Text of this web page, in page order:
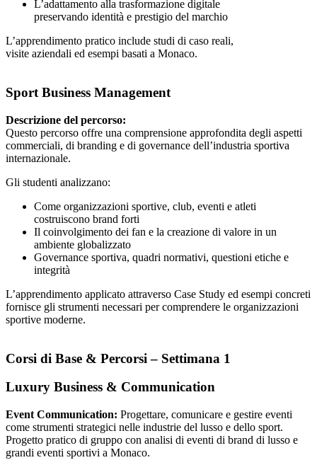
L’adattamento alla trasformazione digitale
preservando identità e prestigio del marchio
L’apprendimento pratico include studi di caso reali,
visite aziendali ed esempi basati a Monaco.
Sport Business Management
Descrizione del percorso:
Questo percorso offre una comprensione approfondita degli aspetti
commerciali, di branding e di governance dell’industria sportiva
internazionale.
Gli studenti analizzano:
Come organizzazioni sportive, club, eventi e atleti
costruiscono brand forti
Il coinvolgimento dei fan e la creazione di valore in un
ambiente globalizzato
Governance sportiva, quadri normativi, questioni etiche e
integrità
L’apprendimento applicato attraverso Case Study ed esempi concreti
fornisce gli strumenti necessari per comprendere le organizzazioni
sportive moderne.
Corsi di Base & Percorsi – Settimana 1
Luxury Business & Communication
Event Communication: Progettare, comunicare e gestire eventi
come strumenti strategici nelle industrie del lusso e dello sport.
Progetto pratico di gruppo con analisi di eventi di brand di lusso e
grandi eventi sportivi a Monaco.